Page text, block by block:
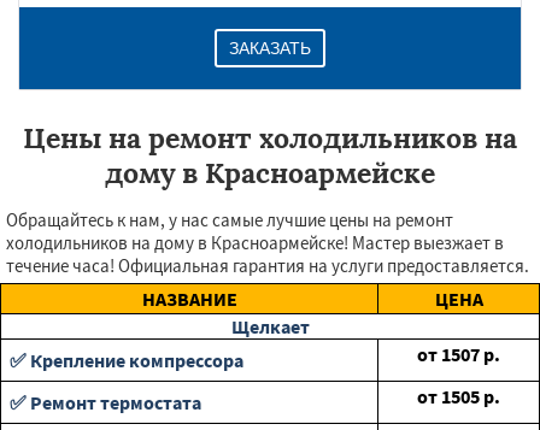
ЗАКАЗАТЬ
Цены на ремонт холодильников на
дому в Красноармейске
Обращайтесь к нам, у нас самые лучшие цены на ремонт
холодильников на дому в Красноармейске! Мастер выезжает в
течение часа! Официальная гарантия на услуги предоставляется.
НАЗВАНИЕ
ЦЕНА
Щелкает
✅ Крепление компрессора
от 1507 р.
✅ Ремонт термостата
от 1505 р.